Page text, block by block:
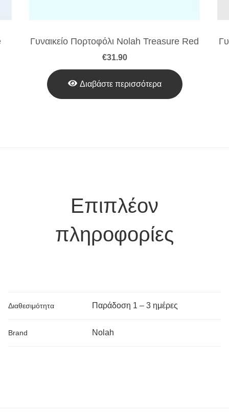
Γυναικείο Πορτοφόλι Nolah Treasure Red
€31.90
Διαβάστε περισσότερα
Επιπλέον
πληροφορίες
Διαθεσιμότητα Παράδoση 1 – 3 ημέρες
Brand Nolah